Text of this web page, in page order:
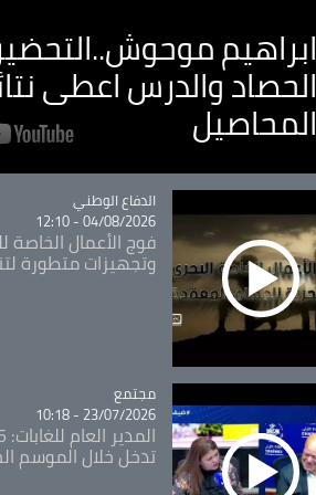
ابراهيم
الحصاد والدرس اعطى
المحاصيل
Catégorie
الدفاع الوطني
04/08/2026 - 12:10
فوج الأعمال الخاصة
وتجهيزات متطورة
Catégorie
مجتمع
23/07/2026 - 10:18
تدخل خلال الموسم